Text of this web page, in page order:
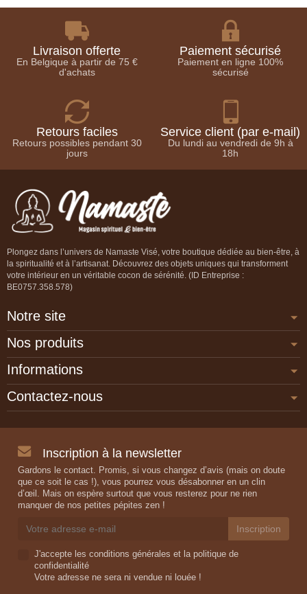
Livraison offerte
En Belgique à partir de 75 €
d'achats
Paiement sécurisé
Paiement en ligne 100%
sécurisé
Retours faciles
Retours possibles pendant 30
jours
Service client (par e-mail)
Du lundi au vendredi de 9h à
18h
Plongez dans l’univers de Namaste Visé, votre boutique dédiée au bien-être, à
la spiritualité et à l’artisanat. Découvrez des objets uniques qui transforment
votre intérieur en un véritable cocon de sérénité. (ID Entreprise :
BE0757.358.578)
Notre site
Nos produits
Informations
Contactez-nous
Inscription à la newsletter
Gardons le contact. Promis, si vous changez d’avis (mais on doute
que ce soit le cas !), vous pourrez vous désabonner en un clin
d’œil. Mais on espère surtout que vous resterez pour ne rien
manquer de nos petites pépites zen !
J'accepte les conditions générales et la politique de
confidentialité
Votre adresse ne sera ni vendue ni louée !